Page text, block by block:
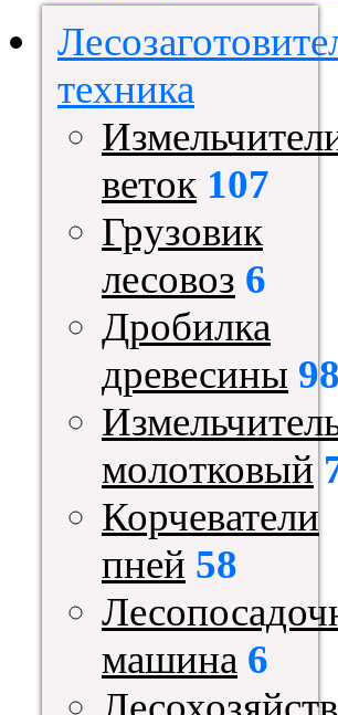
техника
веток 107
Грузовик
лесовоз 6
Дробилка
древесины 98
молотковый
Корчеватели
пней 58
машина 6